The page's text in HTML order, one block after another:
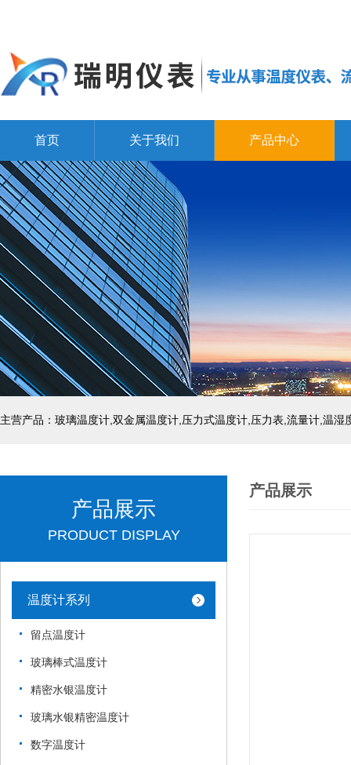
首页 关于我们 产品中心
产品展示
PRODUCT DISPLAY
温度计系列
留点温度计
玻璃棒式温度计
精密水银温度计
玻璃水银精密温度计
数字温度计
产品展示